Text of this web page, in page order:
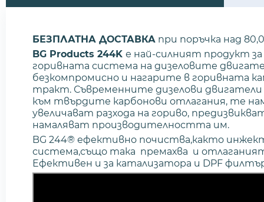
БЕЗПЛАТНА ДОСТАВКА при поръчка над
BG Products 244K е най-силният продукт
горивната система на дизеловите
безкомпромисно и нагарите в горивната
тракт. Съвременните дизелови
към твърдите карбонови отлагания, те
увеличават разхода на гориво,
намаляват производителността им.
BG 244® ефективно почиства,както
система,също така премахва и
Ефективен и за катализатора и DPF